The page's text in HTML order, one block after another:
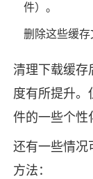
件）。
删除这些缓存
清理下载缓存
度有所提升。
件的一些个性
还有一些情况
方法：